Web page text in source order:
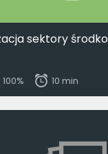
sektory
10 min